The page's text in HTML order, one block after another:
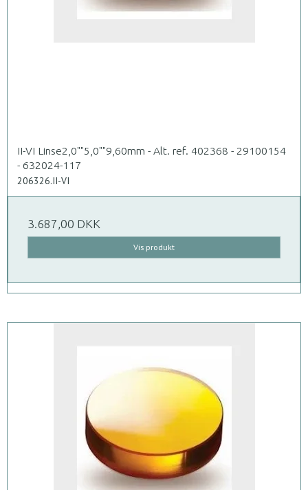
II-VI Linse2,0""5,0""9,60mm - Alt. ref. 402368 - 29100154
- 632024-117
206326.II-VI
3.687,00 DKK
Vis produkt